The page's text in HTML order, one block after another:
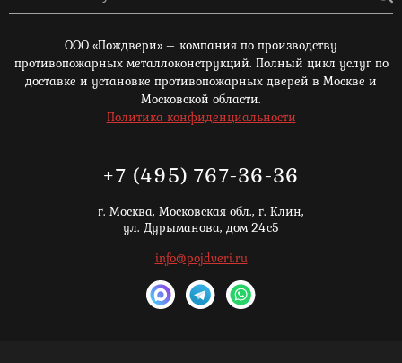
ООО «Пождвери» – компания по производству
противопожарных металлоконструкций. Полный цикл услуг по
доставке и установке противопожарных дверей в Москве и
Московской области.
Политика конфиденциальности
+7 (495) 767-36-36
г. Москва, Московская обл., г. Клин,
ул. Дурыманова, дом 24с5
info@pojdveri.ru